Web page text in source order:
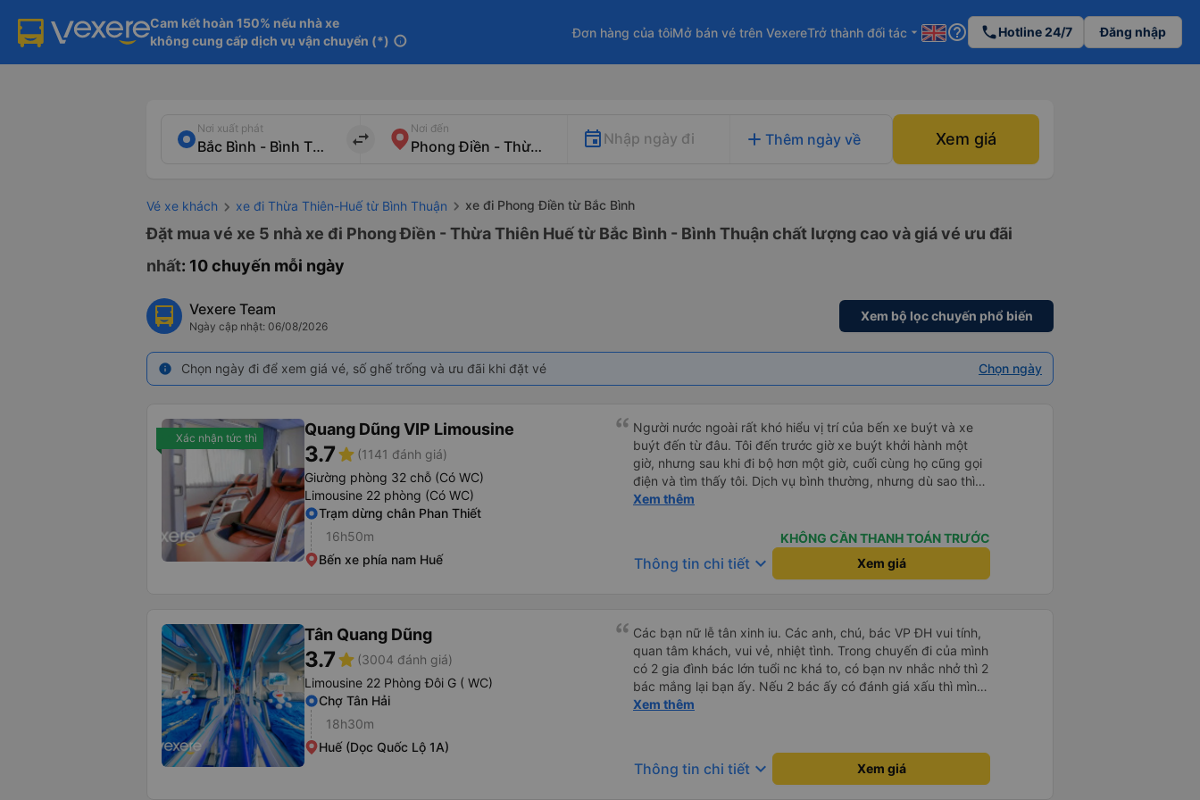
Cam kết hoàn 150% nếu nhà xe
không cung cấp dịch vụ vận chuyển (*) info
Đơn hàng của tôiMở bán vé trên VexereTrở thành đối tác arrow_drop_down help_outline phoneHotline 24/7 Đăng nhập
Nơi xuất phát
import_export
Nơi đến
Nhập ngày đi add Thêm ngày về Xem giá
Vé xe khách xe đi Thừa Thiên-Huế từ Bình Thuận xe đi Phong Điền từ Bắc Bình
Đặt mua vé xe 5 nhà xe đi Phong Điền - Thừa Thiên Huế từ Bắc Bình - Bình Thuận chất lượng cao và giá vé ưu đãi
nhất: 10 chuyến mỗi ngày
Vexere Team
Ngày cập nhật: 06/08/2026
Xem bộ lọc chuyến phổ biến
info Chọn ngày đi để xem giá vé, số ghế trống và ưu đãi khi đặt vé Chọn ngày
Xác nhận tức thì Quang Dũng VIP Limousine
3.7star (1141 đánh giá)
Giường phòng 32 chỗ (Có WC)
Limousine 22 phòng (Có WC)
Trạm dừng chân Phan Thiết
16h50m
Bến xe phía nam Huế
Người nước ngoài rất khó hiểu vị trí của bến xe buýt và xe
buýt đến từ đâu. Tôi đến trước giờ xe buýt khởi hành một
giờ, nhưng sau khi đi bộ hơn một giờ, cuối cùng họ cũng gọi
điện và tìm thấy tôi. Dịch vụ bình thường, nhưng dù sao thì
tôi ngủ ngon hơn ở khách sạn vì tôi rất thoải mái. Sẽ tuyệt
cho điểm tối đa. Cảm ơn bạn rất nhiều.
Xem thêm
KHÔNG CẦN THANH TOÁN TRƯỚC
Thông tin chi tiết keyboard_arrow_down Xem giá
Tân Quang Dũng
3.7star (3004 đánh giá)
Limousine 22 Phòng Đôi G ( WC)
Chợ Tân Hải
18h30m
Huế (Dọc Quốc Lộ 1A)
Các bạn nữ lễ tân xinh iu. Các anh, chú, bác VP ĐH vui tính,
quan tâm khách, vui vẻ, nhiệt tình. Trong chuyến đi của mình
có 2 gia đình bác lớn tuổi nc khá to, có bạn nv nhắc nhở thì 2
bác mắng lại bạn ấy. Nếu 2 bác ấy có đánh giá xấu thì mình
ngược lại nha. Bạn ấy nhắc nhở rất đúng. 2 bác nói rất to. To
bị phản ánh thì đừng trừ lương bạn ấy nha. Nếu bạn ấy bị trừ
thì bảo bạn ấy liên hệ sđt của mình, mình hỗ trợ ạ. Số mình
Xem thêm
Thông tin chi tiết keyboard_arrow_down Xem giá